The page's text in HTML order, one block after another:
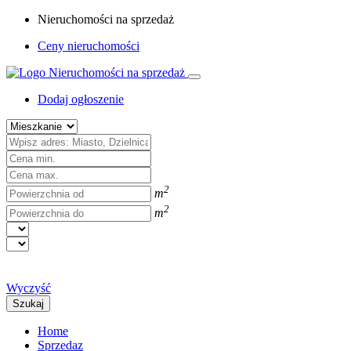
Nieruchomości na sprzedaż
Ceny nieruchomości
Dodaj ogłoszenie
m2
m2
Wyczyść
Szukaj
Home
Sprzedaz